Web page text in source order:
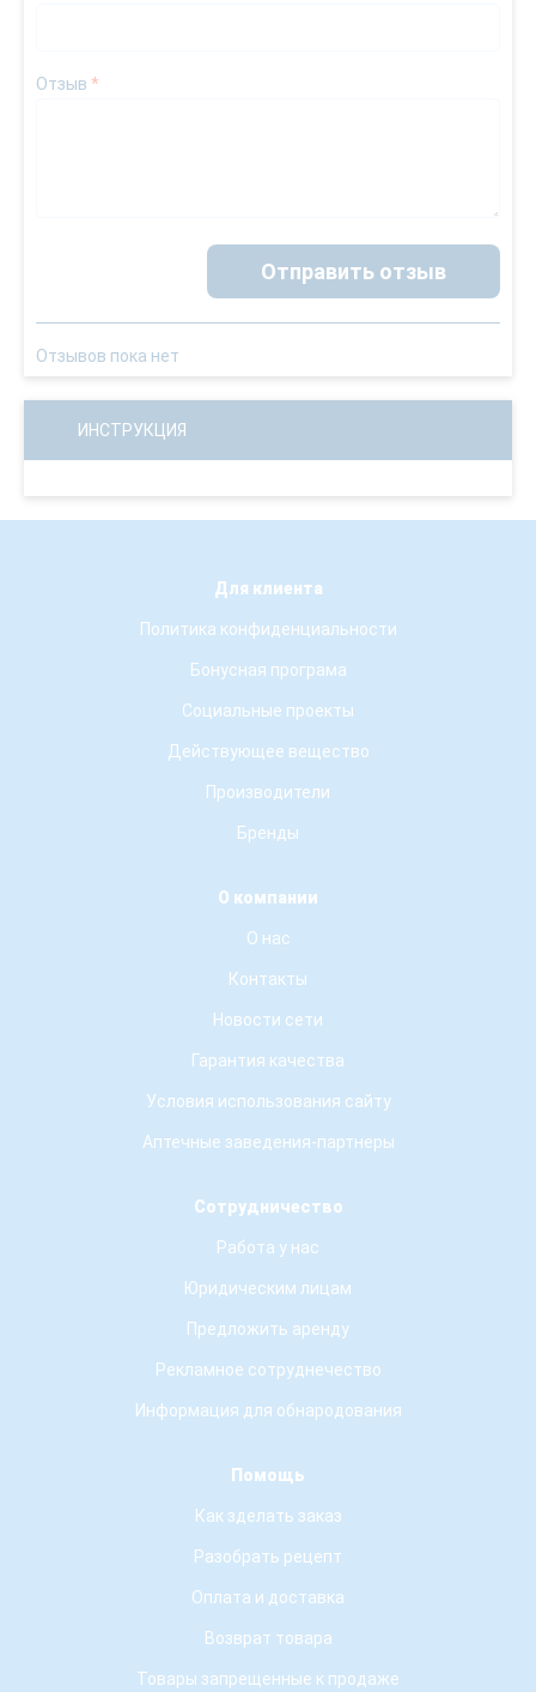
Отзыв *
Отправить отзыв
Отзывов пока нет
ИНСТРУКЦИЯ
Для клиента
Политика конфиденциальности
Бонусная програма
Социальные проекты
Действующее вещество
Производители
Бренды
О компании
О нас
Контакты
Новости сети
Гарантия качества
Условия использования сайту
Аптечные заведения-партнеры
Сотрудничество
Работа у нас
Юридическим лицам
Предложить аренду
Рекламное сотруднечество
Информация для обнародования
Помощь
Как зделать заказ
Разобрать рецепт
Оплата и доставка
Возврат товара
Товары запрещенные к продаже